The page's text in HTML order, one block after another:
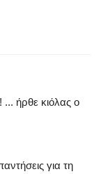
ήρθε κιόλας ο
για τη